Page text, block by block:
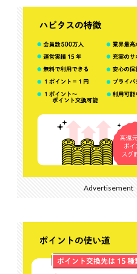
Advertisement